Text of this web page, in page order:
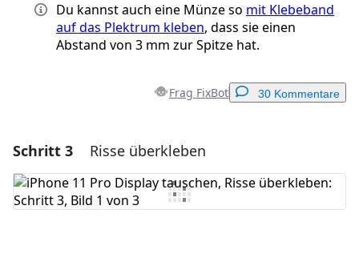
Du kannst auch eine Münze so mit Klebeband
auf das Plektrum kleben, dass sie einen
Abstand von 3 mm zur Spitze hat.
Frag FixBot 30 Kommentare
Einen Kommentar hinzufügen
Kommentar hinzufügen
Schritt 3 Risse überkleben